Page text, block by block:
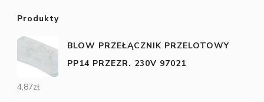
Produkty
BLOW PRZEŁĄCZNIK PRZELOTOWY
PP14 PRZEZR. 230V 97021
4,87zł